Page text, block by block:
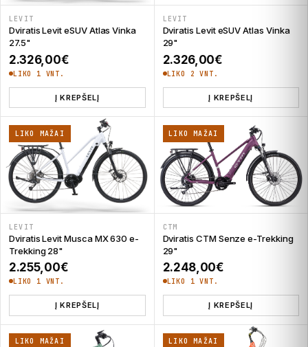
LEVIT
Dviratis Levit eSUV Atlas Vinka
27.5"
2.326,00€
LIKO 1 VNT.
Į KREPŠELĮ
LEVIT
Dviratis Levit eSUV Atlas Vinka
29"
2.326,00€
LIKO 2 VNT.
Į KREPŠELĮ
LIKO MAŽAI
LEVIT
Dviratis Levit Musca MX 630 e-
Trekking 28"
2.255,00€
LIKO 1 VNT.
Į KREPŠELĮ
LIKO MAŽAI
CTM
Dviratis CTM Senze e-Trekking
29"
2.248,00€
LIKO 1 VNT.
Į KREPŠELĮ
LIKO MAŽAI LIKO MAŽAI